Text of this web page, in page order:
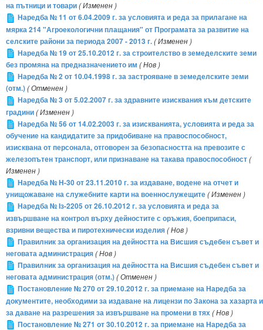
на пътници и товари( Изменен )
Наредба № 11 от 6.04.2009 г. за условията и реда за прилагане на
мярка 214 "Агроекологични плащания" от Програмата за развитие на
селските райони за периода 2007 - 2013 г.( Изменен )
Наредба № 19 от 25.10.2012 г. за строителство в земеделските земи
без промяна на предназначението им ( Нов )
Наредба № 2 от 10.04.1998 г. за застрояване в земеделските земи
(отм.)( Отменен )
Наредба № 3 от 5.02.2007 г. за здравните изисквания към детските
градини( Изменен )
Наредба № 56 от 14.02.2003 г. за изискванията, условията и реда за
обучение на кандидатите за придобиване на правоспособност,
изисквана от персонала, отговорен за безопасността на превозите с
железопътен транспорт, или признаване на такава правоспособност(
Изменен )
Наредба № Н-30 от 23.11.2010 г. за издаване, водене на отчет и
унищожаване на служебните карти на военнослужещите( Изменен )
Наредба № Iз-2205 от 26.10.2012 г. за условията и реда за
извършване на контрол върху дейностите с оръжия, боеприпаси,
взривни вещества и пиротехнически изделия( Нов )
Правилник за организация на дейността на Висшия съдебен съвет и
неговата администрация( Нов )
Правилник за организация на дейността на Висшия съдебен съвет и
неговата администрация (отм.)( Отменен )
Постановление № 270 от 29.10.2012 г. за приемане на Наредба за
документите, необходими за издаване на лицензи по Закона за хазарта и
за даване на разрешения за извършване на промени в тях( Нов )
Постановление № 271 от 30.10.2012 г. за приемане на Наредба за